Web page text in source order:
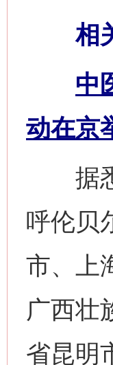
相
中
动在京
据悉
呼伦贝
市、上
广西壮
省昆明
网上购药